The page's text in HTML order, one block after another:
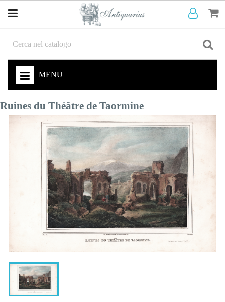
MENU
Ruines du Théâtre de Taormine